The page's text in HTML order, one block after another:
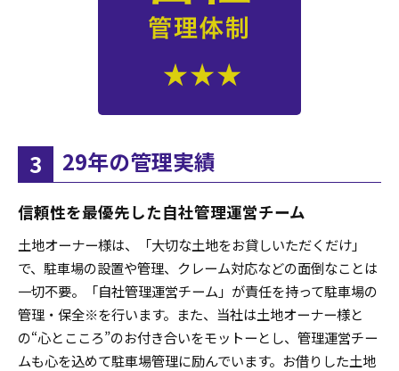
3 29年の管理実績
信頼性を最優先した自社管理運営チーム
土地オーナー様は、「大切な土地をお貸しいただくだけ」
で、駐車場の設置や管理、クレーム対応などの面倒なことは
一切不要。「自社管理運営チーム」が責任を持って駐車場の
管理・保全※を行います。また、当社は土地オーナー様と
の“心とこころ”のお付き合いをモットーとし、管理運営チー
ムも心を込めて駐車場管理に励んでいます。お借りした土地